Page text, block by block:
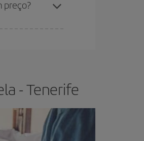
preço?
- Tenerife